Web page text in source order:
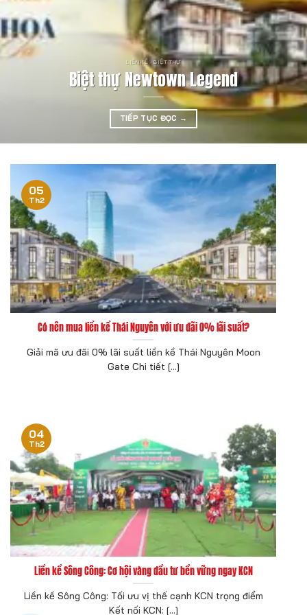
LIỀN KỀ - BIỆT THỰ
Biệt thự Newtown Legend
TIẾP TỤC ĐỌC →
Có nên mua liền kề Thái Nguyên với ưu đãi 0% lãi suất?
Giải mã ưu đãi 0% lãi suất liền kề Thái Nguyên Moon
Gate Chi tiết [...]
05
Th2
Liền kề Sông Công: Cơ hội vàng đầu tư bền vững ngay KCN
Liền kề Sông Công: Tối ưu vị thế cạnh KCN trọng điểm
Kết nối KCN: [...]
04
Th2